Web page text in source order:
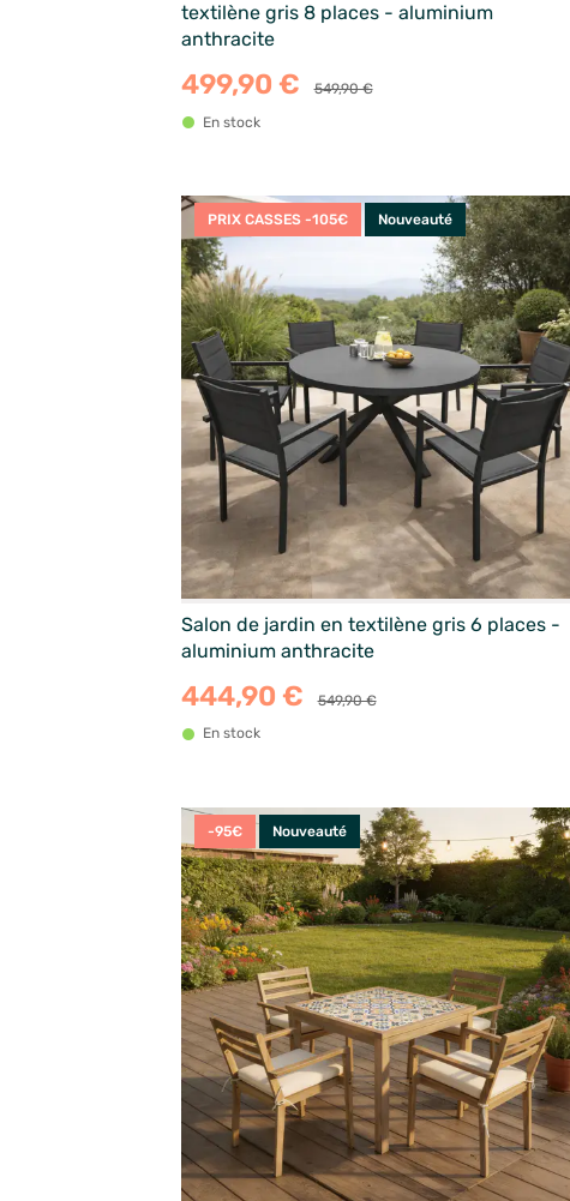
textilène gris 8 places - aluminium
anthracite
499,90 €
549,90 €
En stock
PRIX CASSES -105€ Nouveauté
Salon de jardin en textilène gris 6 places -
aluminium anthracite
444,90 €
549,90 €
En stock
-95€ Nouveauté